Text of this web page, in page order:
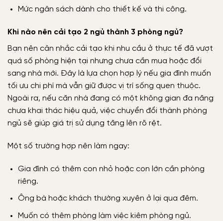
Mức ngân sách dành cho thiết kế và thi công.
Khi nào nên cải tạo 2 ngủ thành 3 phòng ngủ?
Bạn nên cân nhắc cải tạo khi nhu cầu ở thực tế đã vượt
quá số phòng hiện tại nhưng chưa cần mua hoặc đổi
sang nhà mới. Đây là lựa chọn hợp lý nếu gia đình muốn
tối ưu chi phí mà vẫn giữ được vị trí sống quen thuộc.
Ngoài ra, nếu căn nhà đang có một không gian đa năng
chưa khai thác hiệu quả, việc chuyển đổi thành phòng
ngủ sẽ giúp giá trị sử dụng tăng lên rõ rệt.
Một số trường hợp nên làm ngay:
Gia đình có thêm con nhỏ hoặc con lớn cần phòng
riêng.
Ông bà hoặc khách thường xuyên ở lại qua đêm.
Muốn có thêm phòng làm việc kiêm phòng ngủ.